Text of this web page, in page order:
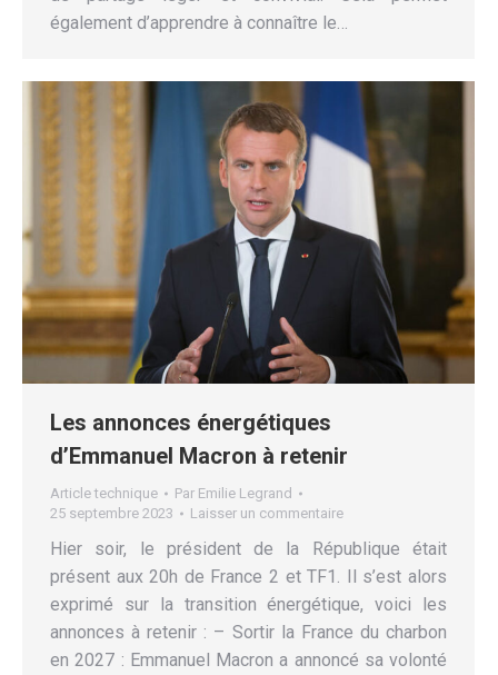
également d’apprendre à connaître le…
Les annonces énergétiques
d’Emmanuel Macron à retenir
Article technique Par Emilie Legrand
25 septembre 2023
Laisser un commentaire
Hier soir, le président de la République était
présent aux 20h de France 2 et TF1. Il s’est alors
exprimé sur la transition énergétique, voici les
annonces à retenir : – Sortir la France du charbon
en 2027 : Emmanuel Macron a annoncé sa volonté